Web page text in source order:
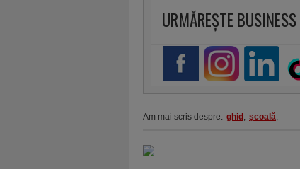
URMĂREȘTE
Am mai scris despre: ghid , şcoală,